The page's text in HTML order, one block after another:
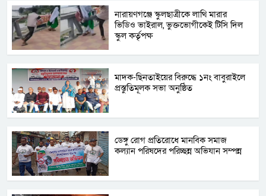
নারায়ণগঞ্জে স্কুলছাত্রীকে লাথি মারার
ভিডিও ভাইরাল, ভুক্তভোগীকেই টিসি দিল
স্কুল কর্তৃপক্ষ
মাদক-ছিনতাইয়ের বিরুদ্ধে ১নং বাবুরাইলে
প্রস্তুতিমূলক সভা অনুষ্ঠিত
ডেঙ্গু রোগ প্রতিরোধে মানবিক সমাজ
কল্যান পরিষদের পরিচ্ছন্ন অভিযান সম্পন্ন